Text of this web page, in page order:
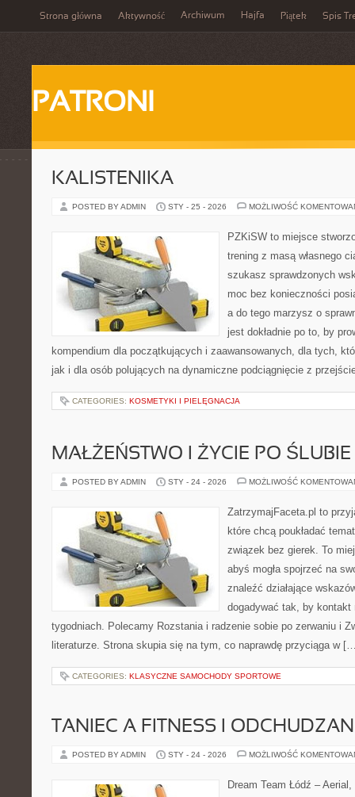
Strona główna Aktywność Archiwum Hajfa Piątek Spis
PATRONI
KALISTENIKA
POSTED BY ADMIN STY - 25 - 2026 MOŻLIWOŚĆ
PZKiSW to miejsce
trening z masą własnego
szukasz sprawdzonych
moc bez konieczności
a do tego marzysz o
jest dokładnie po to, by
kompendium dla początkujących i zaawansowanych, dla tych,
jak i dla osób polujących na dynamiczne podciągnięcie z
CATEGORIES: KOSMETYKI I PIELĘGNACJA
MAŁŻEŃSTWO I ŻYCIE PO ŚLUBIE
POSTED BY ADMIN STY - 24 - 2026 MOŻLIWOŚĆ
ZatrzymajFaceta.pl to
które chcą poukładać
związek bez gierek. To
abyś mogła spojrzeć na
znaleźć działające
dogadywać tak, by kontakt
tygodniach. Polecamy Rozstania i radzenie sobie po zerwaniu i
literaturze. Strona skupia się na tym, co naprawdę przyciąga w
CATEGORIES: KLASYCZNE SAMOCHODY SPORTOWE
TANIEC A FITNESS I
POSTED BY ADMIN STY - 24 - 2026 MOŻLIWOŚĆ
Dream Team Łódź –